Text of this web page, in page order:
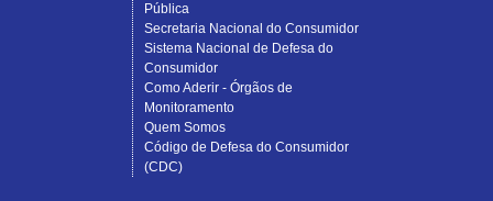
Pública
Secretaria Nacional do Consumidor
Sistema Nacional de Defesa do
Consumidor
Como Aderir - Órgãos de
Monitoramento
Quem Somos
Código de Defesa do Consumidor
(CDC)